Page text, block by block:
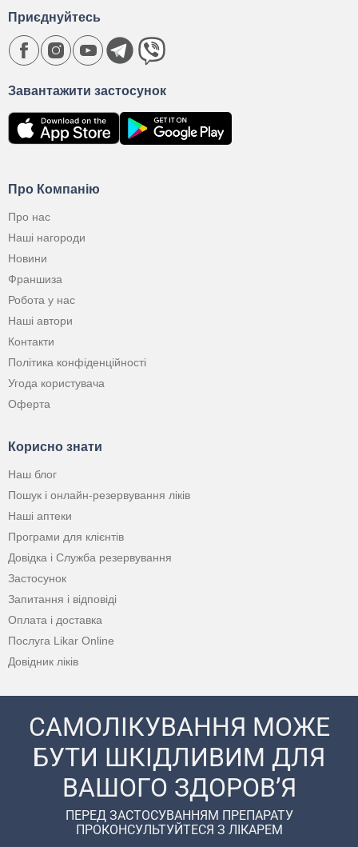
Про Компанію
Про нас
Наші нагороди
Новини
Франшиза
Робота у нас
Наші автори
Контакти
Політика конфіденційності
Угода користувача
Оферта
Корисно знати
Наш блог
Пошук і онлайн-резервування ліків
Наші аптеки
Програми для клієнтів
Довідка і Служба резервування
Застосунок
Запитання і відповіді
Оплата і доставка
Послуга Likar Online
Довідник ліків
Завантажити застосунок
Приєднуйтесь
САМОЛІКУВАННЯ МОЖЕ
БУТИ ШКІДЛИВИМ ДЛЯ
ВАШОГО ЗДОРОВ’Я
ПЕРЕД ЗАСТОСУВАННЯМ ПРЕПАРАТУ
ПРОКОНСУЛЬТУЙТЕСЯ З ЛІКАРЕМ